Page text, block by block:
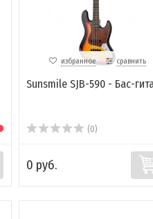
избранное сравнить
Sunsmile SJB-590 - Бас-
(0)
0 руб.